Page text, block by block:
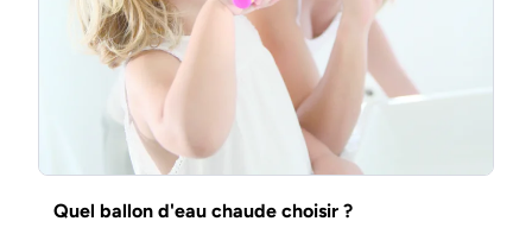
Quel ballon d'eau chaude choisir ?